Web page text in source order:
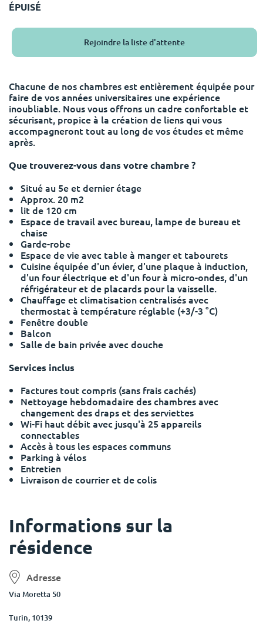
Català
Italian
French
Portuguese
Informations sur la
résidence
Adresse
Via Moretta 50
Turin, 10139
ÉPUISÉ
Rejoindre la liste d'attente
Chacune de nos chambres est entièrement équipée pour
faire de vos années universitaires une expérience
inoubliable. Nous vous offrons un cadre confortable et
sécurisant, propice à la création de liens qui vous
accompagneront tout au long de vos études et même
après.
Que trouverez-vous dans votre chambre ?
Situé au 5e et dernier étage
Approx. 20 m2
lit de 120 cm
Espace de travail avec bureau, lampe de bureau et
chaise
Garde-robe
Espace de vie avec table à manger et tabourets
Cuisine équipée d'un évier, d'une plaque à induction,
d'un four électrique et d'un four à micro-ondes, d'un
réfrigérateur et de placards pour la vaisselle.
Chauffage et climatisation centralisés avec
thermostat à température réglable (+3/-3 °C)
Fenêtre double
Balcon
Salle de bain privée avec douche
Services inclus
Factures tout compris (sans frais cachés)
Nettoyage hebdomadaire des chambres avec
changement des draps et des serviettes
Wi-Fi haut débit avec jusqu'à 25 appareils
connectables
Accès à tous les espaces communs
Parking à vélos
Entretien
Livraison de courrier et de colis